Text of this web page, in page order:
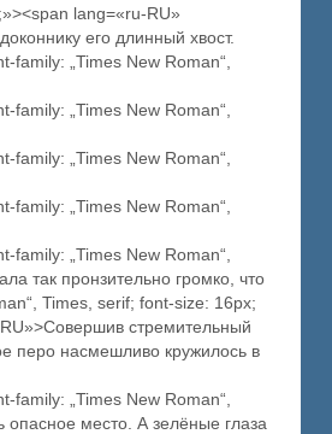
lang=«ru-RU»
его длинный хвост.
„Times New Roman“,
„Times New Roman“,
„Times New Roman“,
„Times New Roman“,
„Times New Roman“,
так пронзительно громко, что
Times, serif; font-size: 16px;
стремительный
перо насмешливо кружилось в
„Times New Roman“,
место. А зелёные глаза